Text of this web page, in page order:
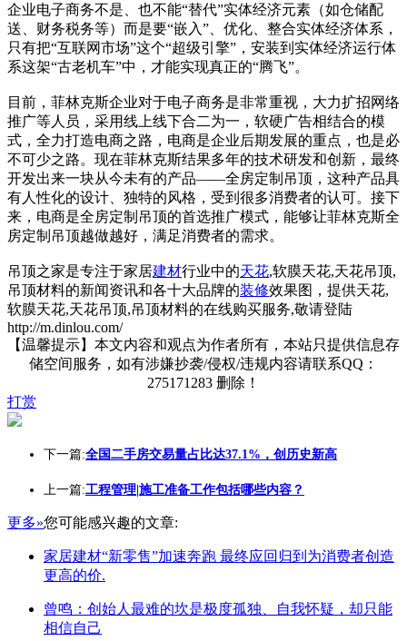
企业电子商务不是、也不能“替代”实体经济元素（如仓储配
送、财务税务等）而是要“嵌入”、优化、整合实体经济体系，
只有把“互联网市场”这个“超级引擎”，安装到实体经济运行体
系这架“古老机车”中，才能实现真正的“腾飞”。
目前，菲林克斯企业对于电子商务是非常重视，大力扩招网络
推广等人员，采用线上线下合二为一，软硬广告相结合的模
式，全力打造电商之路，电商是企业后期发展的重点，也是必
不可少之路。现在菲林克斯结果多年的技术研发和创新，最终
开发出来一块从今未有的产品——全房定制吊顶，这种产品具
有人性化的设计、独特的风格，受到很多消费者的认可。接下
来，电商是全房定制吊顶的首选推广模式，能够让菲林克斯全
房定制吊顶越做越好，满足消费者的需求。
吊顶之家是专注于家居建材行业中的天花,软膜天花,天花吊顶,
吊顶材料的新闻资讯和各十大品牌的装修效果图，提供天花,
软膜天花,天花吊顶,吊顶材料的在线购买服务,敬请登陆
http://m.dinlou.com/
【温馨提示】本文内容和观点为作者所有，本站只提供信息存
储空间服务，如有涉嫌抄袭/侵权/违规内容请联系QQ：
275171283 删除！
打赏
下一篇:全国二手房交易量占比达37.1%，创历史新高
上一篇:工程管理|施工准备工作包括哪些内容？
更多»您可能感兴趣的文章:
家居建材“新零售”加速奔跑 最终应回归到为消费者创造
更高的价.
曾鸣：创始人最难的坎是极度孤独、自我怀疑，却只能
相信自己